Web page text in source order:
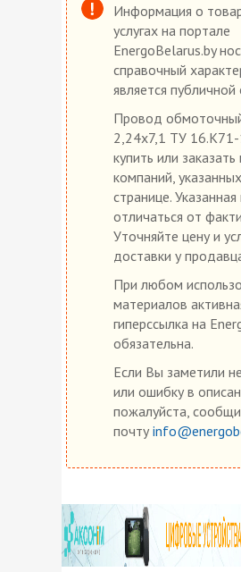
Информация о
услугах на портале
EnergoBelarus.by
справочный
является
Провод
2,24х7,1 ТУ
купить или
компаний,
странице.
отличаться от
Уточняйте цену и
доставки у
При любом
материалов
гиперссылка на
обязательна.
Если Вы заметили
или ошибку в
пожалуйста,
почту